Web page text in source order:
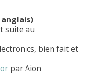
anglais)
suite au
bien fait et
par Aion